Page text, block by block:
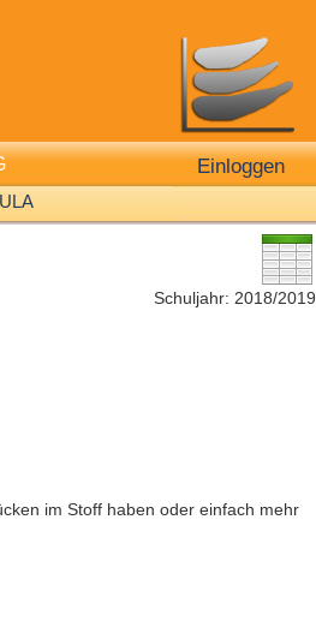
Einloggen
Schuljahr: 2018/2019
im Stoff haben oder einfach mehr